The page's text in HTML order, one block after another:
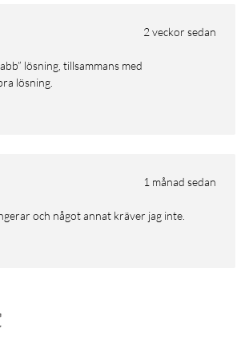
2 veckor sedan
lösning.
1 månad sedan
och något annat kräver jag inte.